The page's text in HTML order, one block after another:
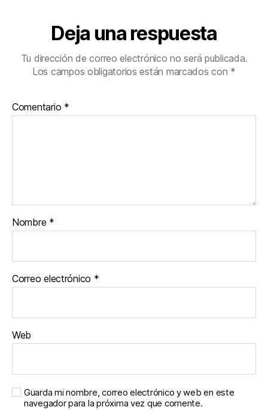
Deja una respuesta
Tu dirección de correo electrónico no será publicada.
Los campos obligatorios están marcados con *
Comentario *
Nombre *
Correo electrónico *
Web
Guarda mi nombre, correo electrónico y web en este
navegador para la próxima vez que comente.